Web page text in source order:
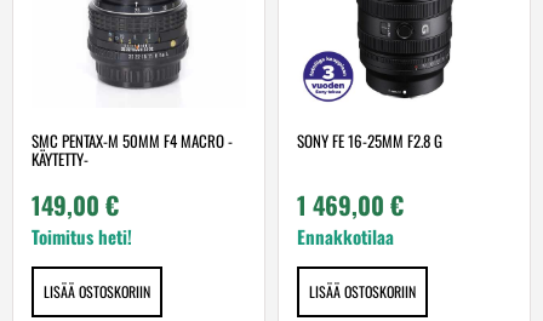
SMC PENTAX-M 50MM F4 MACRO -
KÄYTETTY-
149,00 €
Toimitus heti!
LISÄÄ OSTOSKORIIN
SONY FE 16-25MM F2.8 G
1 469,00 €
Ennakkotilaa
LISÄÄ OSTOSKORIIN